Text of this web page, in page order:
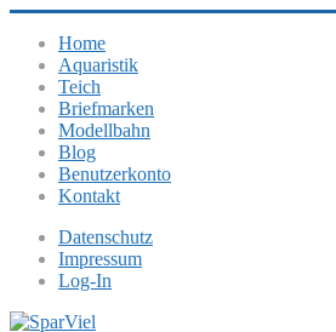
Home
Aquaristik
Teich
Briefmarken
Modellbahn
Blog
Benutzerkonto
Kontakt
Datenschutz
Impressum
Log-In